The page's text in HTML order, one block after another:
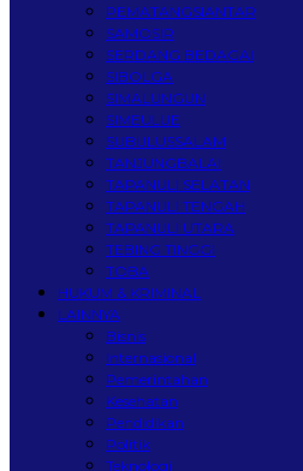
PEMATANGSIANTAR
SAMOSIR
SERDANG BEDAGAI
SIBOLGA
SIMALUNGUN
SIMEULUE
SUBULUSSALAM
TANJUNGBALAI
TAPANULI SELATAN
TAPANULI TENGAH
TAPANULI UTARA
TEBING TINGGI
TOBA
HUKUM & KRIMINAL
LAINNYA
Bisnis
Internasional
Pemerintahan
Kesehatan
Pendidikan
Politik
Teknologi